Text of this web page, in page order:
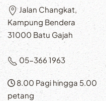
Jalan Changkat,
Kampung Bendera
31000 Batu Gajah
05-366 1963
8.00 Pagi hingga 5.00
petang